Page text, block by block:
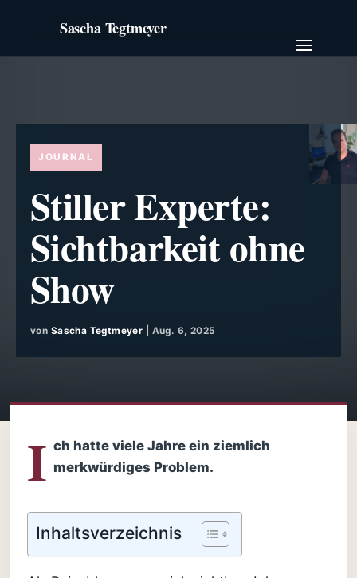
Stiller Experte:
Sichtbarkeit ohne
Show
von Sascha Tegtmeyer Aug. 6, 2025
I ch hatte viele Jahre ein ziemlich
merkwürdiges Problem.
Inhaltsverzeichnis